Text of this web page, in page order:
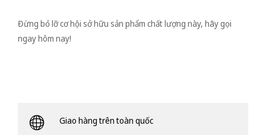
Đừng bỏ lỡ cơ hội sở hữu sản phẩm chất lượng này, hãy gọi
ngay hôm nay!
Giao hàng trên toàn quốc